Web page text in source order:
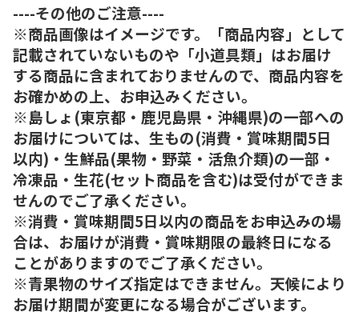
----その他のご注意----
※商品画像はイメージです。「商品内容」として
記載されていないものや「小道具類」はお届け
する商品に含まれておりませんので、商品内容を
お確かめの上、お申込みください。
※島しょ(東京都・鹿児島県・沖縄県)の一部への
お届けについては、生もの(消費・賞味期間5日
以内)・生鮮品(果物・野菜・活魚介類)の一部・
冷凍品・生花(セット商品を含む)は受付ができま
せんのでご了承ください。
※消費・賞味期間5日以内の商品をお申込みの場
合は、お届けが消費・賞味期限の最終日になる
ことがありますのでご了承ください。
※青果物のサイズ指定はできません。天候により
お届け期間が変更になる場合がございます。